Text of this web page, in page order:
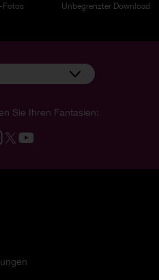
Fotos Unbegrenzter Download
Sie Ihren Fantasien: